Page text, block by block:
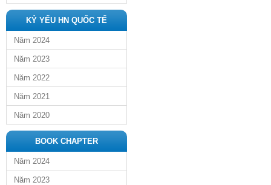
KỶ YẾU HN QUỐC TẾ
Năm 2024
Năm 2023
Năm 2022
Năm 2021
Năm 2020
BOOK CHAPTER
Năm 2024
Năm 2023